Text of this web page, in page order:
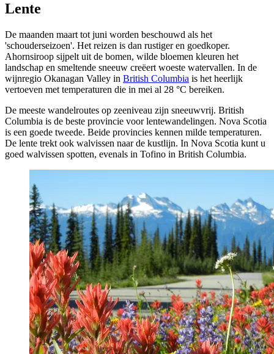
Lente
De maanden maart tot juni worden beschouwd als het
'schouderseizoen'. Het reizen is dan rustiger en goedkoper.
Ahornsiroop sijpelt uit de bomen, wilde bloemen kleuren het
landschap en smeltende sneeuw creëert woeste watervallen. In de
wijnregio Okanagan Valley in British Columbia is het heerlijk
vertoeven met temperaturen die in mei al 28 °C bereiken.
De meeste wandelroutes op zeeniveau zijn sneeuwvrij. British
Columbia is de beste provincie voor lentewandelingen. Nova Scotia
is een goede tweede. Beide provincies kennen milde temperaturen.
De lente trekt ook walvissen naar de kustlijn. In Nova Scotia kunt u
goed walvissen spotten, evenals in Tofino in British Columbia.